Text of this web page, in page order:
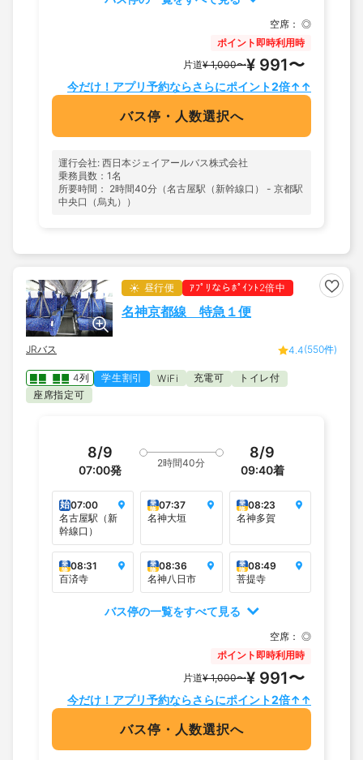
空席： ◎
ポイント即時利用時
片道¥ 1,000〜¥ 991〜
今だけ！アプリ予約ならさらにポイント2倍↑↑
バス停・人数選択へ
運行会社: 西日本ジェイアールバス株式会社
乗務員数：1名
所要時間： 2時間40分（名古屋駅（新幹線口） - 京都駅
中央口（烏丸））
昼行便 ｱﾌﾟﾘならﾎﾟｲﾝﾄ2倍中
名神京都線 特急１便
JRバス 4.4(550件)
4列 学生割引 WiFi 充電可
トイレ付
座席指定可
8/9
07:00発
2時間40分
8/9
09:40着
始07:00
名古屋駅（新
幹線口）
乗
降 07:37
名神大垣
乗
降 08:23
名神多賀
乗
降 08:31
百済寺
乗
降 08:36
名神八日市
乗
降 08:49
菩提寺
バス停の一覧をすべて見る
空席： ◎
ポイント即時利用時
片道¥ 1,000〜¥ 991〜
今だけ！アプリ予約ならさらにポイント2倍↑↑
バス停・人数選択へ